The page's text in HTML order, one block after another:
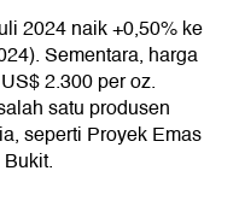
2024 naik +0,50% ke
Sementara, harga
2.300 per oz.
satu produsen
seperti Proyek Emas